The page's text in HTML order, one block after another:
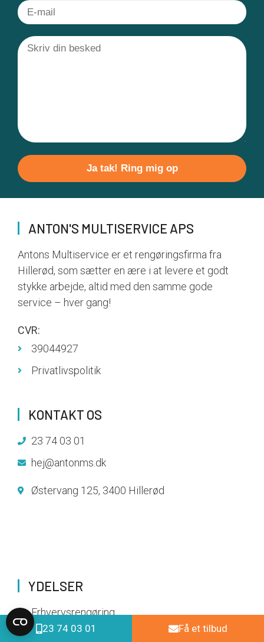
23 74 03 01 Få et tilbud
leave
field
empty.
ANTON'S MULTISERVICE APS
Antons Multiservice er et rengøringsfirma fra
Hillerød, som sætter en ære i at levere et godt
stykke arbejde, altid med den samme gode
service – hver gang!
CVR:
39044927
Privatlivspolitik
KONTAKT OS
23 74 03 01
hej@antonms.dk
Østervang 125, 3400 Hillerød
YDELSER
Erhvervsrengøring
Haveservice